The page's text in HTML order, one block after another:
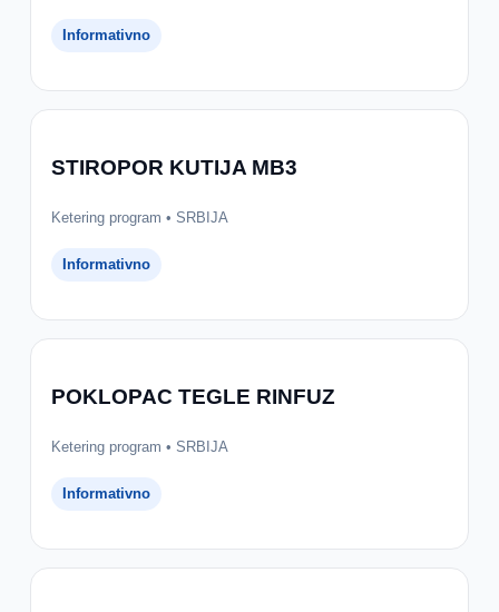
Informativno
STIROPOR KUTIJA MB3
Ketering program • SRBIJA
Informativno
POKLOPAC TEGLE RINFUZ
Ketering program • SRBIJA
Informativno